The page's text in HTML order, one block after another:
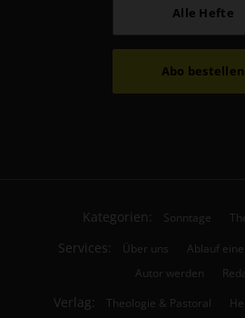
Alle Hefte
Abo bestellen
Kategorien: Sonntage
Services: Über uns
Ablauf
Autor werden
Verlag: Theologie & Pastoral